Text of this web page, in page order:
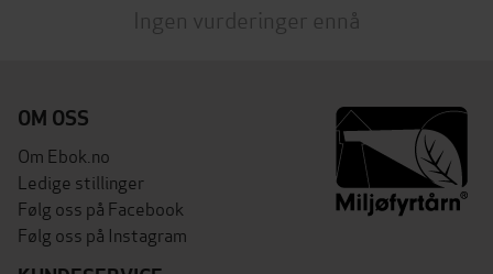
Ingen vurderinger ennå
OM OSS
Om Ebok.no
Ledige stillinger
Følg oss på Facebook
Følg oss på Instagram